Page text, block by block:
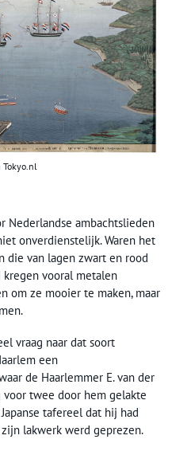
Tokyo.nl
Nederlandse ambachtslieden
onverdienstelijk. Waren het
die van lagen zwart en rood
vooral metalen
om ze mooier te maken, maar
vraag naar dat soort
een
de Haarlemmer E. van der
twee door hem gelakte
tafereel dat hij had
lakwerk werd geprezen.